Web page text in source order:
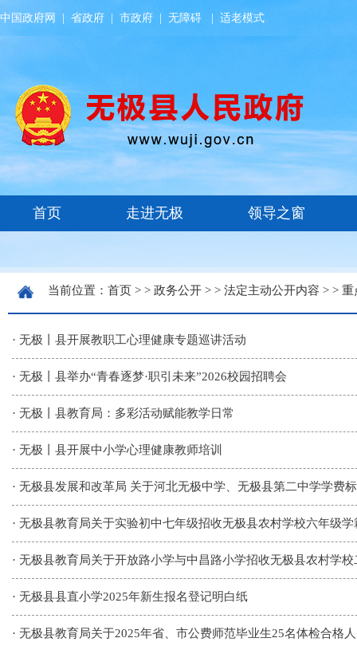
中国政府网 省政府 市政府 无障碍 适老模式
当前位置： 首页 > > 政务公开 > > 法定主动公开内容 > > 重
· 无极丨县开展教职工心理健康专题巡讲活动
· 无极丨县举办“青春逐梦·职引未来”2026校园招聘会
· 无极丨县教育局：多彩活动赋能教学日常
· 无极丨县开展中小学心理健康教师培训
· 无极县发展和改革局 关于河北无极中学、无极县第二中学学费
· 无极县教育局关于实验初中七年级招收无极县农村学校六年级
· 无极县教育局关于开放路小学与中昌路小学招收无极县农村学
· 无极县县直小学2025年新生报名登记明白纸
· 无极县教育局关于2025年省、市公费师范毕业生25名体检合格